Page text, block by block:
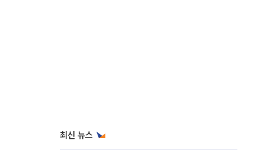
최신 뉴스